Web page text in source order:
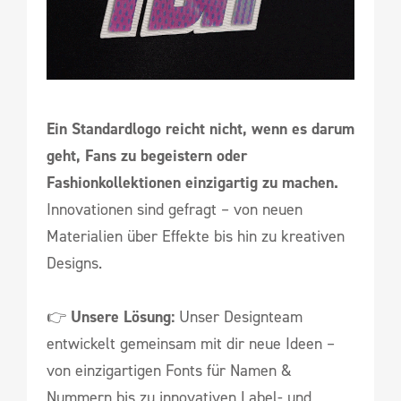
Ein Standardlogo reicht nicht, wenn es darum
geht, Fans zu begeistern oder
Fashionkollektionen einzigartig zu machen.
Innovationen sind gefragt – von neuen
Materialien über Effekte bis hin zu kreativen
Designs.
👉 Unsere Lösung: Unser Designteam
entwickelt gemeinsam mit dir neue Ideen –
von einzigartigen Fonts für Namen &